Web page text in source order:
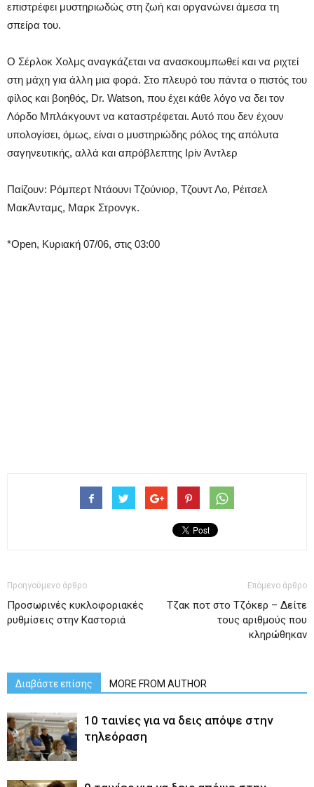
επιστρέφει μυστηριωδώς στη ζωή και οργανώνει άμεσα τη
σπείρα του.
Ο Σέρλοκ Χολμς αναγκάζεται να ανασκουμπωθεί και να ριχτεί
στη μάχη για άλλη μια φορά. Στο πλευρό του πάντα ο πιστός του
φίλος και βοηθός, Dr. Watson, που έχει κάθε λόγο να δει τον
Λόρδο Μπλάκγουντ να καταστρέφεται. Αυτό που δεν έχουν
υπολογίσει, όμως, είναι ο μυστηριώδης ρόλος της απόλυτα
σαγηνευτικής, αλλά και απρόβλεπτης Ιρίν Άντλερ
Παίζουν: Ρόμπερτ Ντάουνι Τζούνιορ, Τζουντ Λο, Ρέιτσελ
ΜακΆνταμς, Μαρκ Στρονγκ.
*Open, Κυριακή 07/06, στις 03:00
Προηγούμενο άρθρο
Προσωρινές κυκλοφοριακές
ρυθμίσεις στην Καστοριά
Επόμενο άρθρο
Tζακ ποτ στο Τζόκερ – Δείτε
τους αριθμούς που
κληρώθηκαν
Διαβάστε επίσης MORE FROM AUTHOR
10 ταινίες για να δεις απόψε στην
τηλεόραση